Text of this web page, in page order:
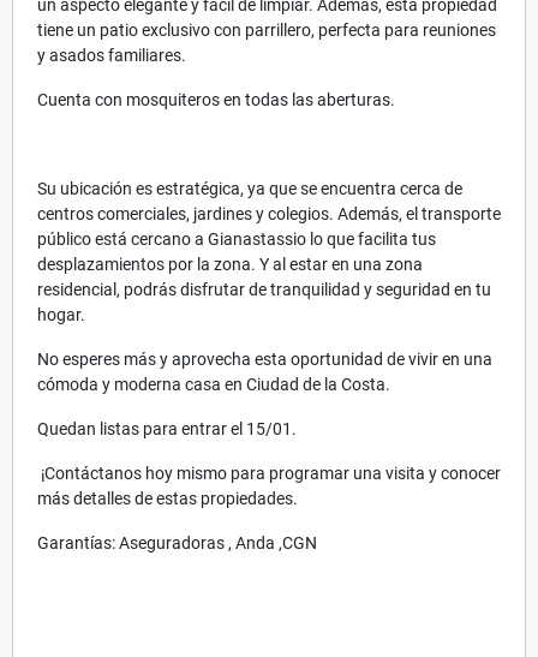
un aspecto elegante y fácil de limpiar. Además, esta propiedad
tiene un patio exclusivo con parrillero, perfecta para reuniones
y asados familiares.
Cuenta con mosquiteros en todas las aberturas.
Su ubicación es estratégica, ya que se encuentra cerca de
centros comerciales, jardines y colegios. Además, el transporte
público está cercano a Gianastassio lo que facilita tus
desplazamientos por la zona. Y al estar en una zona
residencial, podrás disfrutar de tranquilidad y seguridad en tu
hogar.
No esperes más y aprovecha esta oportunidad de vivir en una
cómoda y moderna casa en Ciudad de la Costa.
Quedan listas para entrar el 15/01.
¡Contáctanos hoy mismo para programar una visita y conocer
más detalles de estas propiedades.
Garantías: Aseguradoras , Anda ,CGN